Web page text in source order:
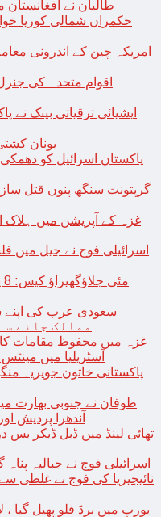
طالبان نے افغانستان
حکمراں شمالی کوریا
امریکہ چین کے اندرونی
اقوام متحدہ کی
ایشیائی ترقیاتی بینک
یونان
پاکستان اسرائیل کو
گرپتونت سنگھ پنوں قتل
ممالک جانے
غزہ میں محفوظ مقامات کا
آسٹریلیا میں
پاکستانی خاتون جویریہ
طوفان نے جنوبی بھارت
آندھرا پردیش
اسرائیلی فوج نے جبالیہ
نائیجیریا کی فوج نے غلطی
یورپ میں برڈ فلو پھیل گیا